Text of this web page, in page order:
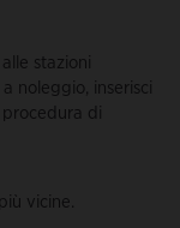
stazioni
noleggio, inserisci
di
vicine.